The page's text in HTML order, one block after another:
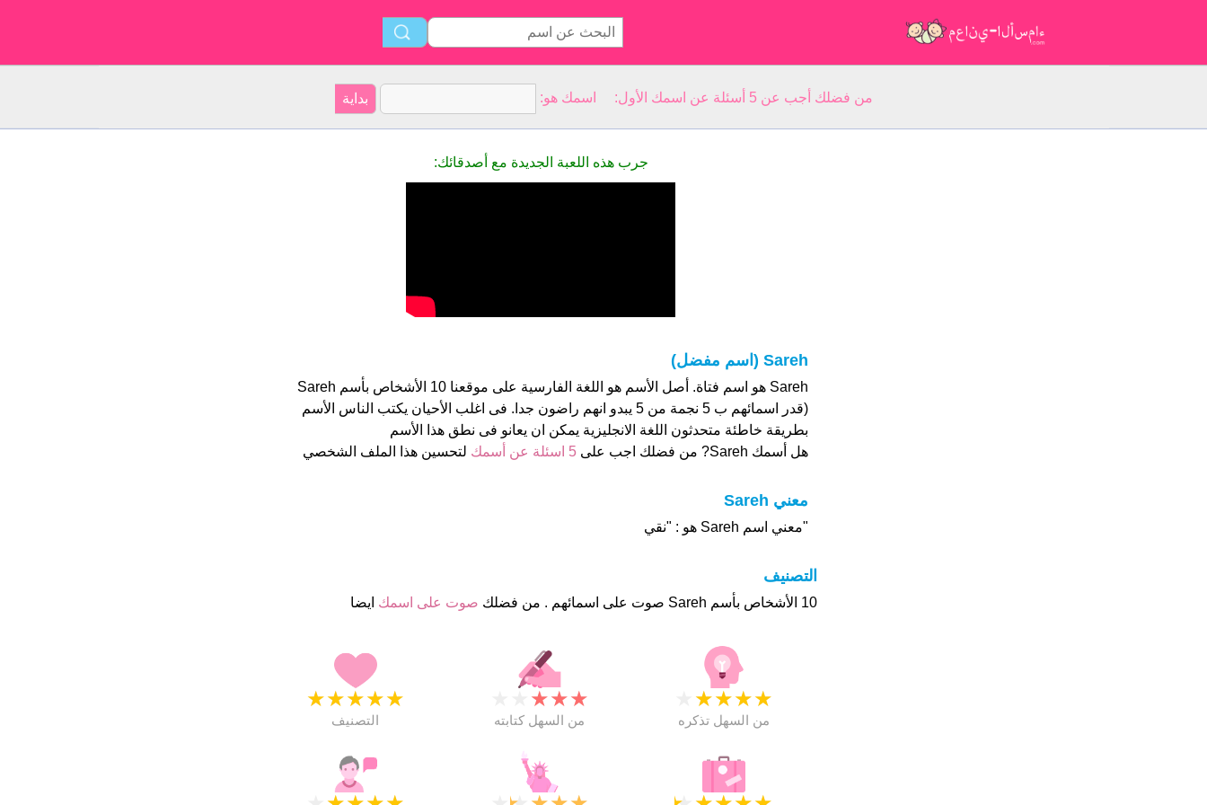
من فضلك أجب عن 5 أسئلة عن اسمك الأول: اسمك هو:
جرب هذه اللعبة الجديدة مع أصدقائك:
Sareh (اسم مفضل)
Sareh هو اسم فتاة. أصل الأسم هو اللغة الفارسية على موقعنا 10 الأشخاص بأسم Sareh
(قدر اسمائهم ب 5 نجمة من 5 يبدو انهم راضون جدا. فى اغلب الأحيان يكتب الناس الأسم
بطريقة خاطئة متحدثون اللغة الانجليزية يمكن ان يعانو فى نطق هذا الأسم
هل أسمك Sareh? من فضلك اجب على
5 اسئلة عن أسمك لتحسين هذا الملف الشخصي
معني Sareh
"معني اسم Sareh هو : "نقي
التصنيف
10 الأشخاص بأسم Sareh صوت على اسمائهم . من فضلك صوت على اسمك ايضا
★
★
★
★
★
التصنيف
★
★
★
من السهل كتابته
★
★
★
★
من السهل تذكره